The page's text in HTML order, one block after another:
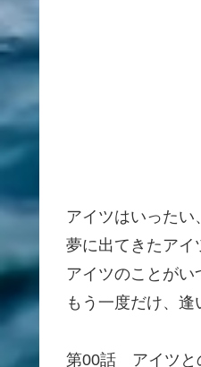
アイツはいったい
夢に出てきたアイ
アイツのことがい
もう一度だけ、逢
第00話 アイツと